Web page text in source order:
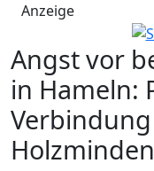
Anzeige
Angst vor
in Hameln: